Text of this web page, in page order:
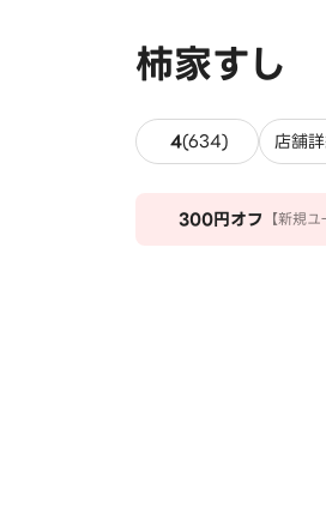
柿家すし
4(634) 634件のレビ
店舗
300円オフ 【新規